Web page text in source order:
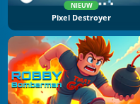
NIEUW
Pixel Destroyer